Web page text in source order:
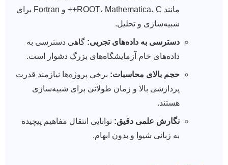
مانند ROOT، Mathematica، C++ و Fortran برای
شبیه‌سازی و تحلیل.
دسترسی به داده‌های تجربی: گاهی دسترسی به
داده‌های خام آزمایشگاه‌های بزرگ دشوار است.
حجم بالای محاسبات: برخی پروژه‌ها نیازمند قدرت
پردازشی بالا و زمان طولانی برای شبیه‌سازی
هستند.
نگارش علمی دقیق: توانایی انتقال مفاهیم پیچیده
به زبانی شیوا و بدون ابهام.